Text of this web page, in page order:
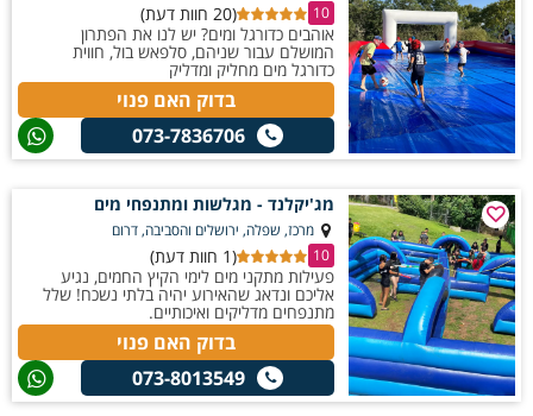
10
(20 חוות דעת)
אוהבים כדורגל ומים? יש לנו את הפתרון
המושלם עבור שניהם, סלפאש בול, חווית
כדורגל מים מחליק ומדליק
בדוק האם פנוי
073-7836706
מג'יקלנד - מגלשות ומתנפחי מים
מרכז, שפלה, ירושלים והסביבה, דרום
10
(1 חוות דעת)
פעילות מתקני מים לימי הקיץ החמים, נגיע
אליכם ונדאג שהאירוע יהיה בלתי נשכח! שלל
מתנפחים מדליקים ואיכותיים.
בדוק האם פנוי
073-8013549